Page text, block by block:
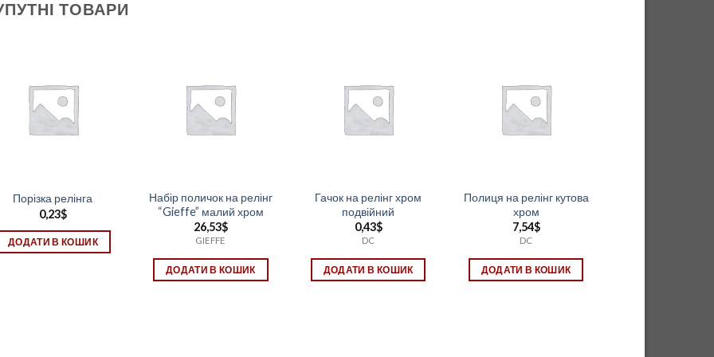
ТОВАРИ
Порізка релінга
0,23$
ДОДАТИ В КОШИК
Набір поличок на релінг
“Gieffe” малий хром
26,53$
GIEFFE
ДОДАТИ В КОШИК
Гачок на релінг хром
подвійний
0,43$
DC
ДОДАТИ В КОШИК
Полиця на релінг кутова
хром
7,54$
DC
ДОДАТИ В КОШИК